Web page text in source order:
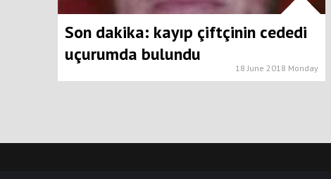
Son dakika: kayıp çiftçinin cededi
uçurumda bulundu
18 June 2018 Monday